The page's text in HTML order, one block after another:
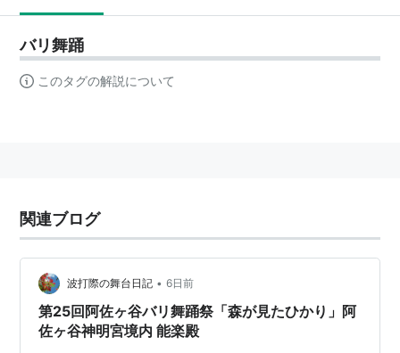
バリ舞踊
このタグの解説について
関連ブログ
波打際の舞台日記 • 6日前
第25回阿佐ヶ谷バリ舞踊祭「森が見たひかり」阿
佐ヶ谷神明宮境内 能楽殿